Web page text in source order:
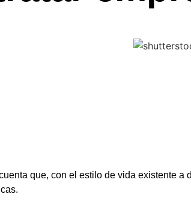
que, con el estilo de vida existente